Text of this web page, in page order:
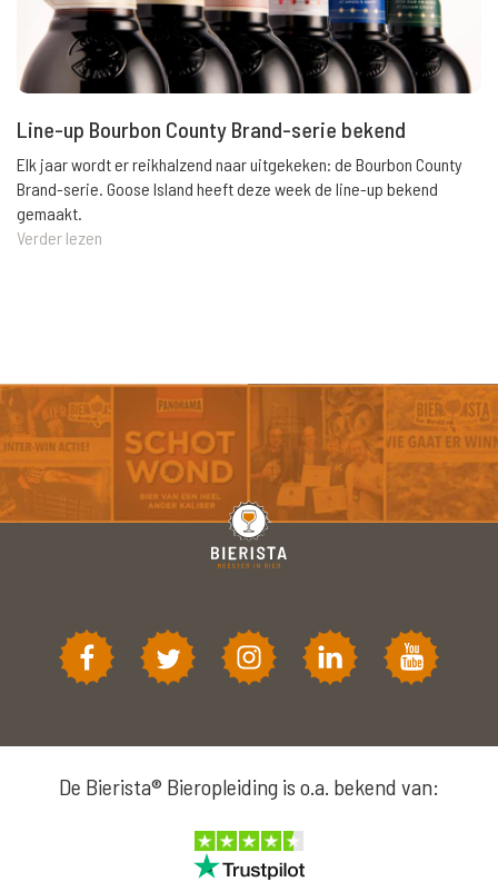
Line-up Bourbon County Brand-serie bekend
Elk jaar wordt er reikhalzend naar uitgekeken: de Bourbon County
Brand-serie. Goose Island heeft deze week de line-up bekend
gemaakt.
Verder lezen
De Bierista® Bieropleiding is o.a. bekend van: